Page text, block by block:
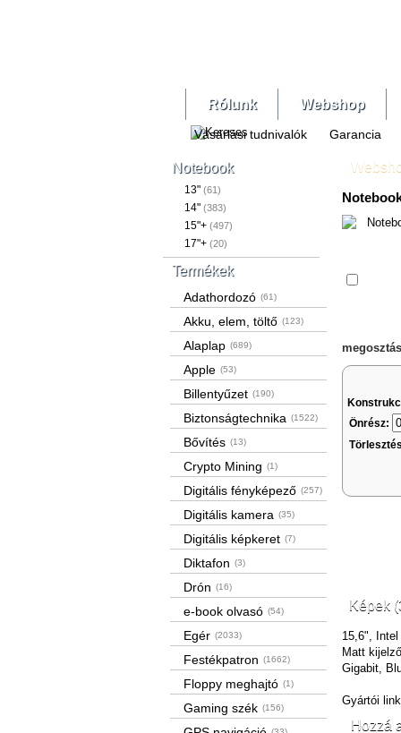
Rólunk Webshop
Vásárlási tudnivalók Garancia
Notebook
13" (61)
14" (383)
15"+ (497)
17"+ (20)
Termékek
Adathordozó (61)
Akku, elem, töltő (123)
Alaplap (689)
Apple (53)
Billentyűzet (190)
Biztonságtechnika (1522)
Bővítés (13)
Crypto Mining (1)
Digitális fényképező (257)
Digitális kamera (35)
Digitális képkeret (7)
Diktafon (3)
Drón (16)
e-book olvasó (54)
Egér (2033)
Festékpatron (1662)
Floppy meghajtó (1)
Gaming szék (156)
Önrész:
Képek
15,6",
Matt
Gigabit,
Gyártói
Hozzá